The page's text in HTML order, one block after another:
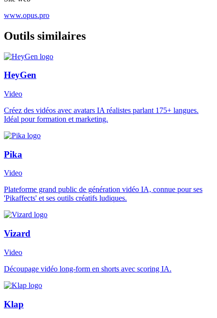
www.opus.pro
Outils similaires
HeyGen
Video
Créez des vidéos avec avatars IA réalistes parlant 175+ langues.
Idéal pour formation et marketing.
Pika
Video
Plateforme grand public de génération vidéo IA, connue pour ses
'Pikaffects' et ses outils créatifs ludiques.
Vizard
Video
Découpage vidéo long-form en shorts avec scoring IA.
Klap